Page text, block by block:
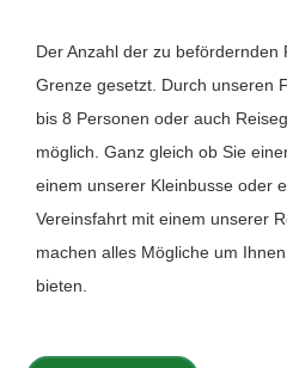
Der Anzahl der zu befördernden
Grenze gesetzt. Durch unseren
bis 8 Personen oder auch
möglich. Ganz gleich ob Sie
einem unserer Kleinbusse oder
Vereinsfahrt mit einem unserer
machen alles Mögliche um
bieten.